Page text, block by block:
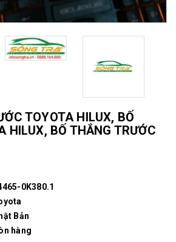
TOYOTA HILUX, BỐ
HILUX, BỐ THẮNG TRƯỚC
0K380.1
Bản
hàng